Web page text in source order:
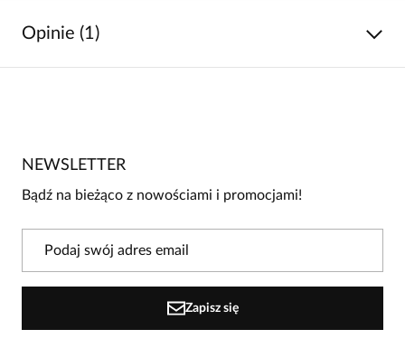
Opinie (1)
4
3
1
0
W naszej witrynie opinie mogą dodawać tylko osoby, które
NEWSLETTER
Bądź na bieżąco z nowościami i promocjami!
Zapisz się